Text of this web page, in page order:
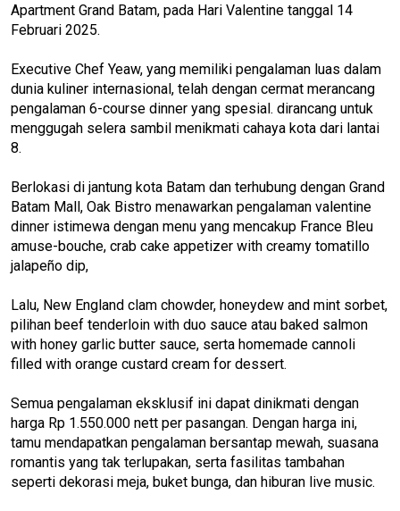
Apartment Grand Batam, pada Hari Valentine tanggal 14
Februari 2025.
Executive Chef Yeaw, yang memiliki pengalaman luas dalam
dunia kuliner internasional, telah dengan cermat merancang
pengalaman 6-course dinner yang spesial. dirancang untuk
menggugah selera sambil menikmati cahaya kota dari lantai
8.
Berlokasi di jantung kota Batam dan terhubung dengan Grand
Batam Mall, Oak Bistro menawarkan pengalaman valentine
dinner istimewa dengan menu yang mencakup France Bleu
amuse-bouche, crab cake appetizer with creamy tomatillo
jalapeño dip,
Lalu, New England clam chowder, honeydew and mint sorbet,
pilihan beef tenderloin with duo sauce atau baked salmon
with honey garlic butter sauce, serta homemade cannoli
filled with orange custard cream for dessert.
Semua pengalaman eksklusif ini dapat dinikmati dengan
harga Rp 1.550.000 nett per pasangan. Dengan harga ini,
tamu mendapatkan pengalaman bersantap mewah, suasana
romantis yang tak terlupakan, serta fasilitas tambahan
seperti dekorasi meja, buket bunga, dan hiburan live music.